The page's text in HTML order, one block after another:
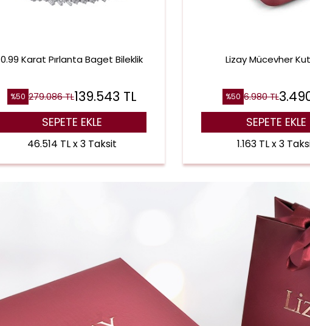
0.99 Karat Pırlanta Baget Bileklik
%50 279.086TL139.543 TL
SEPETE EKLE
46.514 TL x 3 Taksit
Lizay Mücevher
%50 6.980TL
SEPETE EKLE
1.163 TL x 3